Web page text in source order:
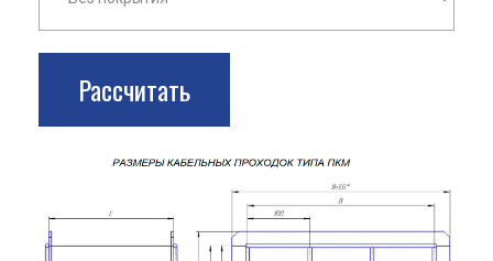
Рассчитать